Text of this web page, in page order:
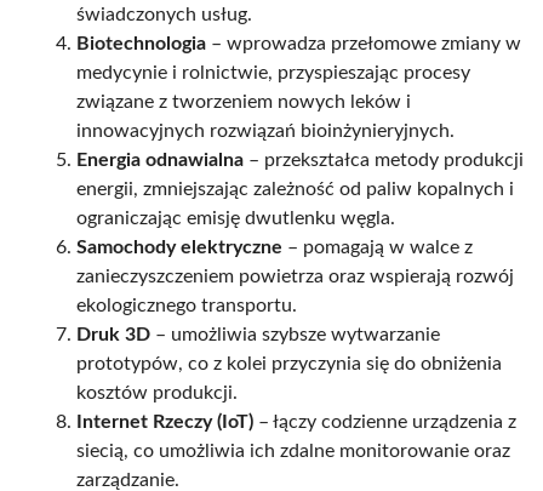
świadczonych usług.
Biotechnologia – wprowadza przełomowe zmiany w
medycynie i rolnictwie, przyspieszając procesy
związane z tworzeniem nowych leków i
innowacyjnych rozwiązań bioinżynieryjnych.
Energia odnawialna – przekształca metody produkcji
energii, zmniejszając zależność od paliw kopalnych i
ograniczając emisję dwutlenku węgla.
Samochody elektryczne – pomagają w walce z
zanieczyszczeniem powietrza oraz wspierają rozwój
ekologicznego transportu.
Druk 3D – umożliwia szybsze wytwarzanie
prototypów, co z kolei przyczynia się do obniżenia
kosztów produkcji.
Internet Rzeczy (IoT) – łączy codzienne urządzenia z
siecią, co umożliwia ich zdalne monitorowanie oraz
zarządzanie.